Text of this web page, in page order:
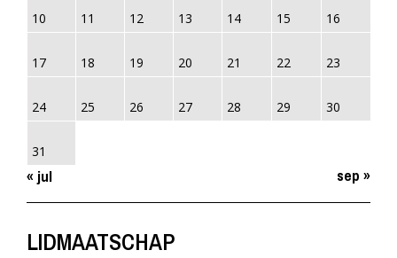
10 11 12 13 14 15 16
17 18 19 20 21 22 23
24 25 26 27 28 29 30
31
« jul sep »
LIDMAATSCHAP